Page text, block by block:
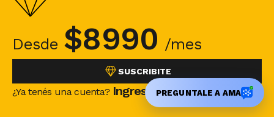
Desde $8990 /mes
SUSCRIBITE
¿Ya tenés una cuenta? Ingresá
Cristian “Cuba” Domínguez, Lucas Corsi y Franco
Sachetto, los Sin Brothers.
El trío construyó una identidad sólida basada en
la estética vintage, los instrumentosPREGUNTALE A AMA